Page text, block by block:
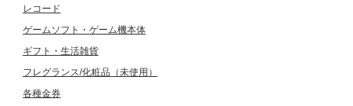
レコード
ゲームソフト・ゲーム機本体
ギフト・生活雑貨
フレグランス/化粧品（未使用）
各種金券